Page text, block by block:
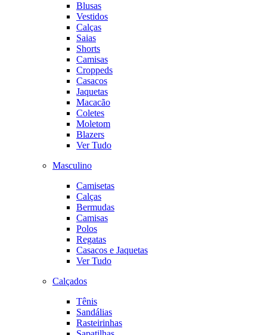
Blusas
Vestidos
Calças
Saias
Shorts
Camisas
Croppeds
Casacos
Jaquetas
Macacão
Coletes
Moletom
Blazers
Ver Tudo
Masculino
Camisetas
Calças
Bermudas
Camisas
Polos
Regatas
Casacos e Jaquetas
Ver Tudo
Calçados
Tênis
Sandálias
Rasteirinhas